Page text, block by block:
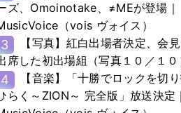
ズ、Omoinotake、≠MEが登場｜
（vois ヴォイス）
3
【写真】紅白出場者決定、会
席した初出場組（写真１０／１０
4
【音楽】「十勝でロックを切
らく～ZION～ 完全版」放送決定｜